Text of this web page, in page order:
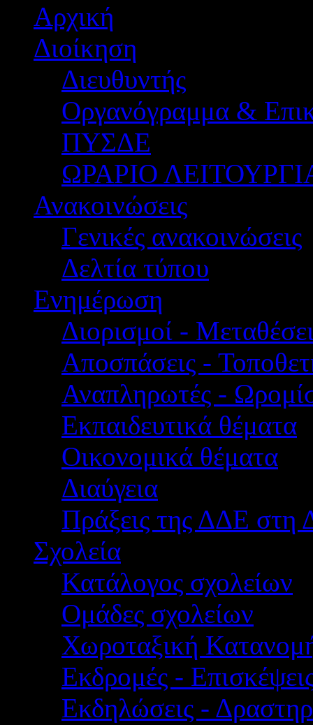
Αρχική
Διοίκηση
Διευθυντής
Οργανόγραμμα &
ΠΥΣΔΕ
ΩΡΑΡΙΟ
Ανακοινώσεις
Γενικές ανακοινώσεις
Δελτία τύπου
Ενημέρωση
Διορισμοί -
Αποσπάσεις -
Αναπληρωτές -
Εκπαιδευτικά θέματα
Οικονομικά θέματα
Διαύγεια
Πράξεις της ΔΔΕ στη
Σχολεία
Κατάλογος σχολείων
Ομάδες σχολείων
Χωροταξική
Εκδρομές -
Εκδηλώσεις -